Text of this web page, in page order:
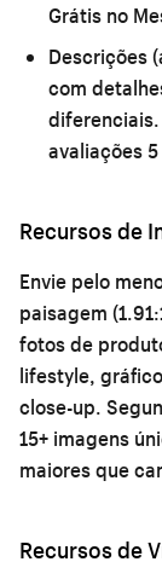
Grátis no
Descrições
com
diferenciais.
avaliações
Recursos de
Envie pelo
paisagem
fotos de
lifestyle,
close-up.
15+ imagens
maiores que
Recursos de